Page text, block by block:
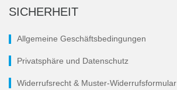
SICHERHEIT
Allgemeine Geschäftsbedingungen
Privatsphäre und Datenschutz
Widerrufsrecht & Muster-Widerrufsformular